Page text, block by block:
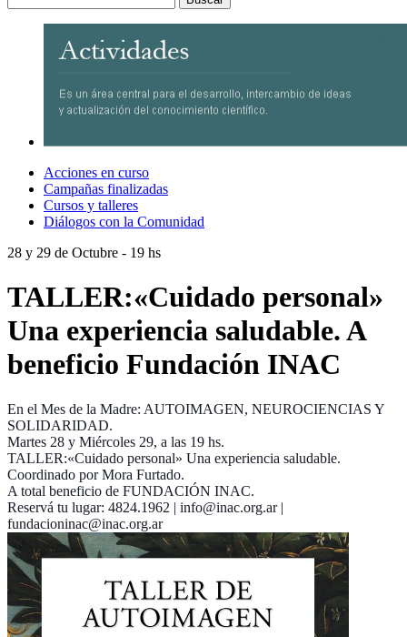
Acciones en curso
Campañas finalizadas
Cursos y talleres
Diálogos con la Comunidad
28 y 29 de Octubre - 19 hs
TALLER:«Cuidado personal»
Una experiencia saludable. A
beneficio Fundación INAC
En el Mes de la Madre: AUTOIMAGEN, NEUROCIENCIAS Y
SOLIDARIDAD.
Martes 28 y Miércoles 29, a las 19 hs.
TALLER:«Cuidado personal» Una experiencia saludable.
Coordinado por Mora Furtado.
A total beneficio de FUNDACIÓN INAC.
Reservá tu lugar: 4824.1962 | info@inac.org.ar |
fundacioninac@inac.org.ar